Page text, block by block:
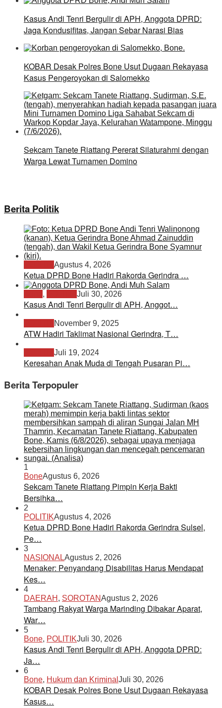
Kasus Andi Tenri Bergulir di APH, Anggota DPRD:
Jaga Kondusifitas, Jangan Sebar Narasi Bias
KOBAR Desak Polres Bone Usut Dugaan Rekayasa
Kasus Pengeroyokan di Salomekko
Sekcam Tanete Riattang Pererat Silaturahmi dengan
Warga Lewat Turnamen Domino
Berita Politik
Agustus 4, 2026
Ketua DPRD Bone Hadiri Rakorda Gerindra …
, Juli 30, 2026
Kasus Andi Tenri Bergulir di APH, Anggot…
November 9, 2025
ATW Hadiri Taklimat Nasional Gerindra, T…
Juli 19, 2024
Keresahan Anak Muda di Tengah Pusaran Pi…
Berita Terpopuler
1
BoneAgustus 6, 2026
Sekcam Tanete Riattang Pimpin Kerja Bakti
Bersihka…
2
POLITIKAgustus 4, 2026
Ketua DPRD Bone Hadiri Rakorda Gerindra Sulsel,
Pe…
3
NASIONALAgustus 2, 2026
Menaker: Penyandang Disabilitas Harus Mendapat
Kes…
4
DAERAH , SOROTANAgustus 2, 2026
Tambang Rakyat Warga Marinding Dibakar Aparat,
War…
5
Bone, POLITIKJuli 30, 2026
Kasus Andi Tenri Bergulir di APH, Anggota DPRD:
Ja…
6
Bone, Hukum dan Kriminal Juli 30, 2026
KOBAR Desak Polres Bone Usut Dugaan Rekayasa
Kasus…